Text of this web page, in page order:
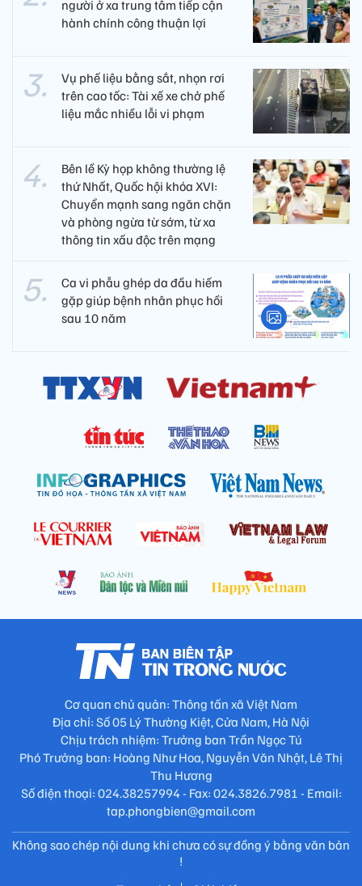
người ở xa trung tâm tiếp cận
hành chính công thuận lợi
Vụ phế liệu bằng sắt, nhọn rơi
trên cao tốc: Tài xế xe chở phế
liệu mắc nhiều lỗi vi phạm
Bên lề Kỳ họp không thường lệ
thứ Nhất, Quốc hội khóa XVI:
Chuyển mạnh sang ngăn chặn
và phòng ngừa từ sớm, từ xa
thông tin xấu độc trên mạng
Ca vi phẫu ghép da đầu hiếm
gặp giúp bệnh nhân phục hồi
sau 10 năm
Cơ quan chủ quản: Thông tấn xã Việt Nam
Địa chỉ: Số 05 Lý Thường Kiệt, Cửa Nam, Hà Nội
Chịu trách nhiệm: Trưởng ban Trần Ngọc Tú
Phó Trưởng ban: Hoàng Như Hoa, Nguyễn Văn Nhật, Lê Thị
Thu Hương
Số điện thoại: 024.38257994 - Fax: 024.3826.7981 - Email:
tap.phongbien@gmail.com
Không sao chép nội dung khi chưa có sự đồng ý bằng văn bản
!